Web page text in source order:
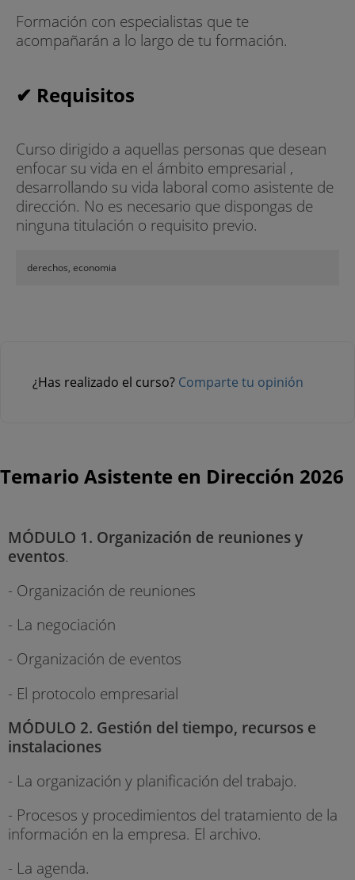
Formación con especialistas que te
acompañarán a lo largo de tu formación.
✔ Requisitos
Curso dirigido a aquellas personas que desean
enfocar su vida en el ámbito empresarial ,
desarrollando su vida laboral como asistente de
dirección. No es necesario que dispongas de
ninguna titulación o requisito previo.
derechos, economia
¿Has realizado el curso? Comparte tu opinión
Temario Asistente en Dirección 2026
MÓDULO 1. Organización de reuniones y
eventos.
- Organización de reuniones
- La negociación
- Organización de eventos
- El protocolo empresarial
MÓDULO 2. Gestión del tiempo, recursos e
instalaciones
- La organización y planificación del trabajo.
- Procesos y procedimientos del tratamiento de la
información en la empresa. El archivo.
- La agenda.